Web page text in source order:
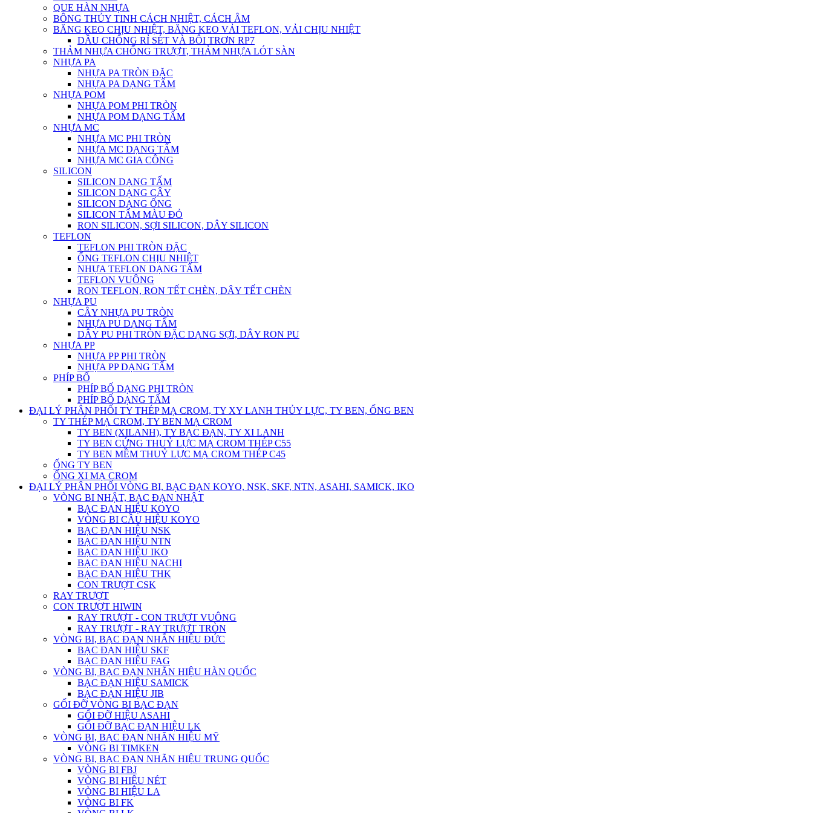
QUE HÀN NHỰA
BÔNG THỦY TINH CÁCH NHIỆT, CÁCH ÂM
BĂNG KEO CHỊU NHIỆT, BĂNG KEO VẢI TEFLON, VẢI CHỊU NHIỆT
DẦU CHỐNG RỈ SÉT VÀ BÔI TRƠN RP7
THẢM NHỰA CHỐNG TRƯỢT, THẢM NHỰA LÓT SÀN
NHỰA PA
NHỰA PA TRÒN ĐẶC
NHỰA PA DẠNG TẤM
NHỰA POM
NHỰA POM PHI TRÒN
NHỰA POM DẠNG TẤM
NHỰA MC
NHỰA MC PHI TRÒN
NHỰA MC DẠNG TẤM
NHỰA MC GIA CÔNG
SILICON
SILICON DẠNG TẤM
SILICON DẠNG CÂY
SILICON DẠNG ỐNG
SILICON TẤM MÀU ĐỎ
RON SILICON, SỢI SILICON, DÂY SILICON
TEFLON
TEFLON PHI TRÒN ĐẶC
ỐNG TEFLON CHỊU NHIỆT
NHỰA TEFLON DẠNG TẤM
TEFLON VUÔNG
RON TEFLON, RON TẾT CHÈN, DÂY TẾT CHÈN
NHỰA PU
CÂY NHỰA PU TRÒN
NHỰA PU DẠNG TẤM
DÂY PU PHI TRÒN ĐẶC DẠNG SỢI, DÂY RON PU
NHỰA PP
NHỰA PP PHI TRÒN
NHỰA PP DẠNG TẤM
PHÍP BỐ
PHÍP BỐ DẠNG PHI TRÒN
PHÍP BỐ DẠNG TẤM
ĐẠI LÝ PHÂN PHỐI TY THÉP MẠ CROM, TY XY LANH THỦY LỰC, TY BEN, ỐNG BEN
TY THÉP MẠ CROM, TY BEN MẠ CROM
TY BEN (XILANH), TY BẠC ĐẠN, TY XI LANH
TY BEN CỨNG THUỶ LỰC MẠ CROM THÉP C55
TY BEN MỀM THUỶ LỰC MẠ CROM THÉP C45
ỐNG TY BEN
ỐNG XI MẠ CROM
ĐẠI LÝ PHÂN PHỐI VÒNG BI, BẠC ĐẠN KOYO, NSK, SKF, NTN, ASAHI, SAMICK, IKO
VÒNG BI NHẬT, BẠC ĐẠN NHẬT
BẠC ĐẠN HIỆU KOYO
VÒNG BI CẦU HIỆU KOYO
BẠC ĐẠN HIỆU NSK
BẠC ĐẠN HIỆU NTN
BẠC ĐẠN HIỆU IKO
BẠC ĐẠN HIỆU NACHI
BẠC ĐẠN HIỆU THK
CON TRƯỢT CSK
RAY TRƯỢT
CON TRƯỢT HIWIN
RAY TRƯỢT - CON TRƯỢT VUÔNG
RAY TRƯỢT - RAY TRƯỢT TRÒN
VÒNG BI, BẠC ĐẠN NHẴN HIỆU ĐỨC
BẠC ĐẠN HIỆU SKF
BẠC ĐẠN HIỆU FAG
VÒNG BI, BẠC ĐẠN NHÃN HIỆU HÀN QUỐC
BẠC ĐẠN HIỆU SAMICK
BẠC ĐẠN HIỆU JIB
GỐI ĐỠ VÒNG BI BẠC ĐẠN
GỐI ĐỠ HIỆU ASAHI
GỐI ĐỠ BẠC ĐẠN HIỆU LK
VÒNG BI, BẠC ĐẠN NHÃN HIỆU MỸ
VÒNG BI TIMKEN
VÒNG BI, BẠC ĐẠN NHÃN HIỆU TRUNG QUỐC
VÒNG BI FBJ
VÒNG BI HIỆU NÉT
VÒNG BI HIỆU LA
VÒNG BI FK